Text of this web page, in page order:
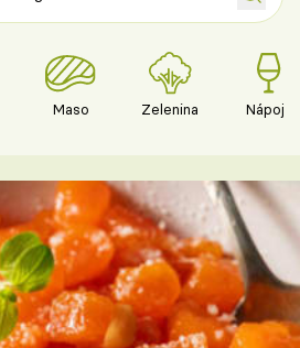
Maso Zelenina Nápoje